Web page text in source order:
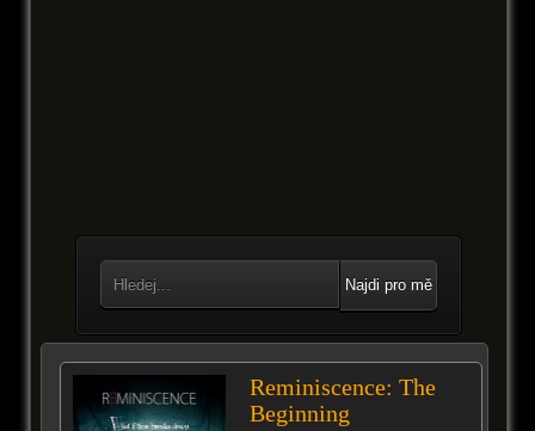
Najdi pro mě
Reminiscence: The
Beginning